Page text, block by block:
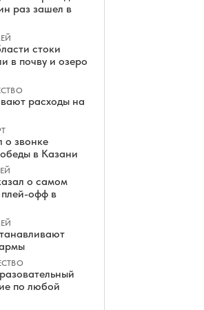
раз зашел в
стоки
в почву и озеро
расходы на
о звонке
в Казани
о самом
офф в
по любой